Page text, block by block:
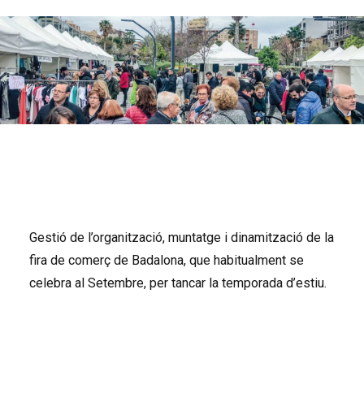
Gestió de l’organització, muntatge i dinamització de la
fira de comerç de Badalona, que habitualment se
celebra al Setembre, per tancar la temporada d’estiu.